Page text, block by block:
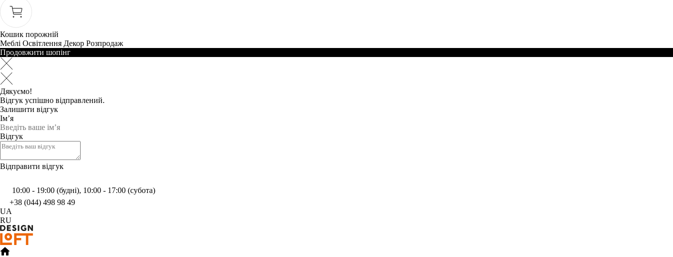
Кошик порожній
Меблі Освітлення Декор Розпродаж
Продовжити шопінг
Дякуємо!
Відгук успішно відправлений.
Залишити відгук
Ім’я
Відгук
Відправити відгук
10:00 - 19:00 (будні), 10:00 - 17:00 (субота)
+38 (044) 498 98 49
UA
RU